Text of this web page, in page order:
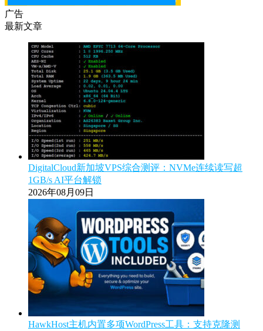
广告
最新文章
DigitalCloud新加坡VPS综合测评：NVMe连续读写超
1GB/s AI平台解锁
2026年08月09日
HawkHost主机内置多项WordPress工具：支持克隆测